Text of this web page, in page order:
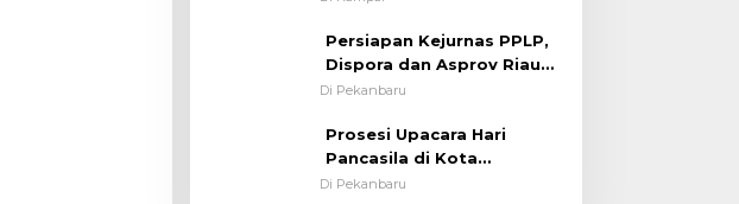
Persiapan Kejurnas PPLP,
Dispora dan Asprov Riau
Tinjau Kelayakan Rumput
Di Pekanbaru
Prosesi Upacara Hari
Pancasila di Kota
Pekanbaru Tetap Khidmat
Di Pekanbaru